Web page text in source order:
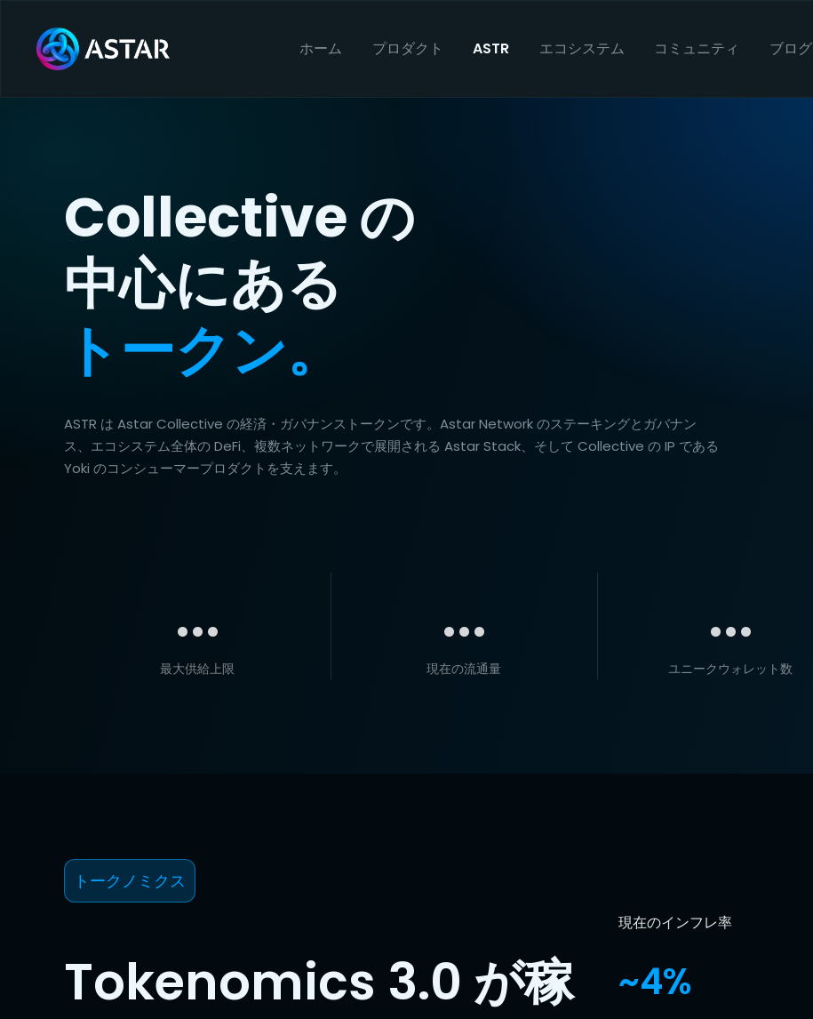
ホーム プロダクト ASTR エコシステム コミュニティ ブログ
Collective の
中心にある
トークン。
ASTR は Astar Collective の経済・ガバナンストークンです。Astar Network のステーキングとガバナン
ス、エコシステム全体の DeFi、複数ネットワークで展開される Astar Stack、そして Collective の IP である
Yoki のコンシューマープロダクトを支えます。
...
最大供給上限
...
現在の流通量
...
ユニークウォレット数
トークノミクス
Tokenomics 3.0 が稼
現在のインフレ率
~4%